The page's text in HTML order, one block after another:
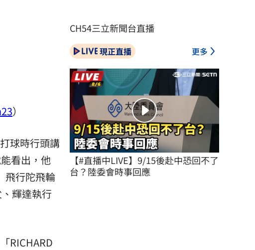
）
球時行頭講
看出，他
飛行陀飛輪
輝達執行
RICHARD
CH54三立新聞台直播
現正直播 更多
【#直播中LIVE】9/15後赴中恐回不了
台？陸委會時事回應